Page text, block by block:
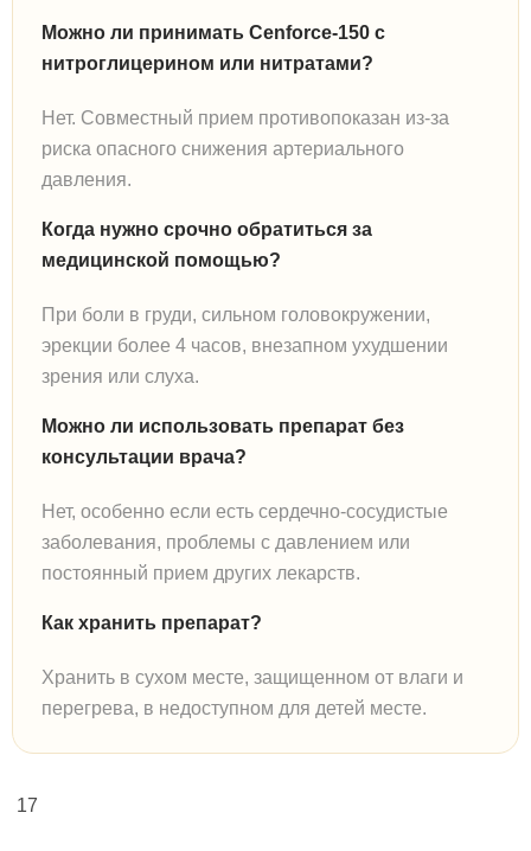
Можно ли принимать Cenforce-150 с
нитроглицерином или нитратами?
Нет. Совместный прием противопоказан из-за
риска опасного снижения артериального
давления.
Когда нужно срочно обратиться за
медицинской помощью?
При боли в груди, сильном головокружении,
эрекции более 4 часов, внезапном ухудшении
зрения или слуха.
Можно ли использовать препарат без
консультации врача?
Нет, особенно если есть сердечно-сосудистые
заболевания, проблемы с давлением или
постоянный прием других лекарств.
Как хранить препарат?
Хранить в сухом месте, защищенном от влаги и
перегрева, в недоступном для детей месте.
17